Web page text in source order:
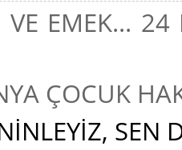
EMEK...
ÇOCUK
SEN